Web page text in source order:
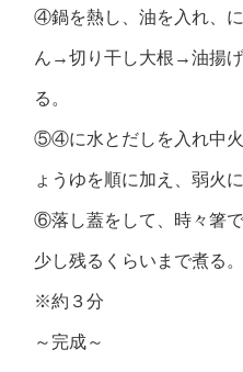
④鍋を熱し、油を入れ、
ん→切り干し大根→油揚
る。
⑤④に水とだしを入れ中
ょうゆを順に加え、弱火
⑥落し蓋をして、時々箸
少し残るくらいまで煮る。
※約３分
～完成～